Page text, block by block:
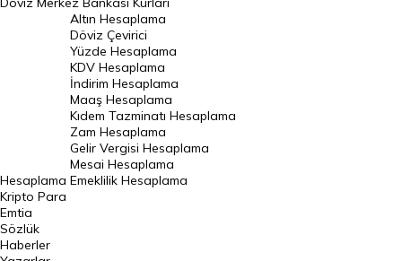
Norveç Kronu Kuru
İsveç Kronu Kuru
Japon Yeni Kuru
Serbest Piyasa Döviz Kurları
Merkez Bankası Döviz Kurları
Altın Fiyatları
Gram Altın Fiyatı
Çeyrek Altın Fiyatı
Hesaplama
Altın Hesaplama
Döviz Çevirici
Yüzde Hesaplama
KDV Hesaplama
İndirim Hesaplama
Maaş Hesaplama
Kıdem Tazminatı Hesaplama
Zam Hesaplama
Gelir Vergisi Hesaplama
Mesai Hesaplama
Emeklilik Hesaplama
Kripto Para
Emtia
Sözlük
Haberler